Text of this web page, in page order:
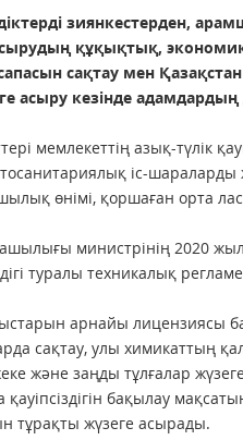
зиянкестерден,
құқықтық,
сақтау мен Қазақстан
асыру кезiнде адамдардың
мемлекеттің азық-түлiк
iс-шараларды
өнiмi, қоршаған орта
министрінің 2020
туралы техникалық
арнайы лицензиясы
сақтау, улы химикаттың
және заңды тұлғалар
бақылау
тұрақты жүзеге асырады.